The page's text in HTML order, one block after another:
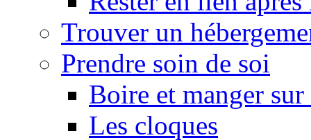
Trouver un
Prendre soin de soi
Boire et manger
Les cloques